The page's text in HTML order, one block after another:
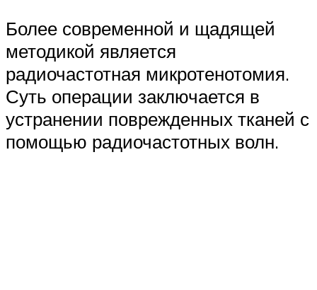
Более современной и щадящей
методикой является
радиочастотная микротенотомия.
Суть операции заключается в
устранении поврежденных тканей с
помощью радиочастотных волн.